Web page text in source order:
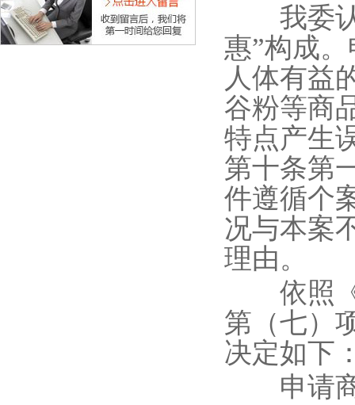
我委认
惠”构成
人体有益
谷粉等商
特点产生
第十条第
件遵循个
况与本案
理由。
依照《
第（七）
决定如下
申请商